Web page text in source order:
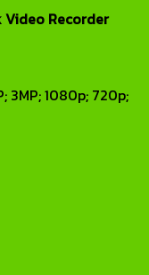
Video Recorder
3MP; 1080p; 720p;